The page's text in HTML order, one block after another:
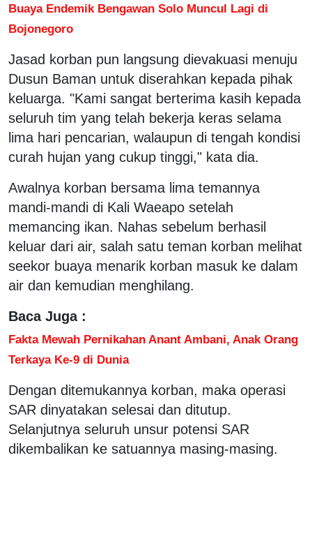
Buaya Endemik Bengawan Solo Muncul Lagi di
Bojonegoro
Jasad korban pun langsung dievakuasi menuju
Dusun Baman untuk diserahkan kepada pihak
keluarga. "Kami sangat berterima kasih kepada
seluruh tim yang telah bekerja keras selama
lima hari pencarian, walaupun di tengah kondisi
curah hujan yang cukup tinggi," kata dia.
Awalnya korban bersama lima temannya
mandi-mandi di Kali Waeapo setelah
memancing ikan. Nahas sebelum berhasil
keluar dari air, salah satu teman korban melihat
seekor buaya menarik korban masuk ke dalam
air dan kemudian menghilang.
Baca Juga :
Fakta Mewah Pernikahan Anant Ambani, Anak Orang
Terkaya Ke-9 di Dunia
Dengan ditemukannya korban, maka operasi
SAR dinyatakan selesai dan ditutup.
Selanjutnya seluruh unsur potensi SAR
dikembalikan ke satuannya masing-masing.